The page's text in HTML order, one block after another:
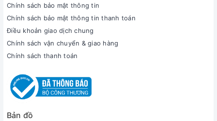
Chính sách bảo mật thông tin
Chính sách bảo mật thông tin thanh toán
Điều khoản giao dịch chung
Chính sách vận chuyển & giao hàng
Chính sách thanh toán
Bản đồ